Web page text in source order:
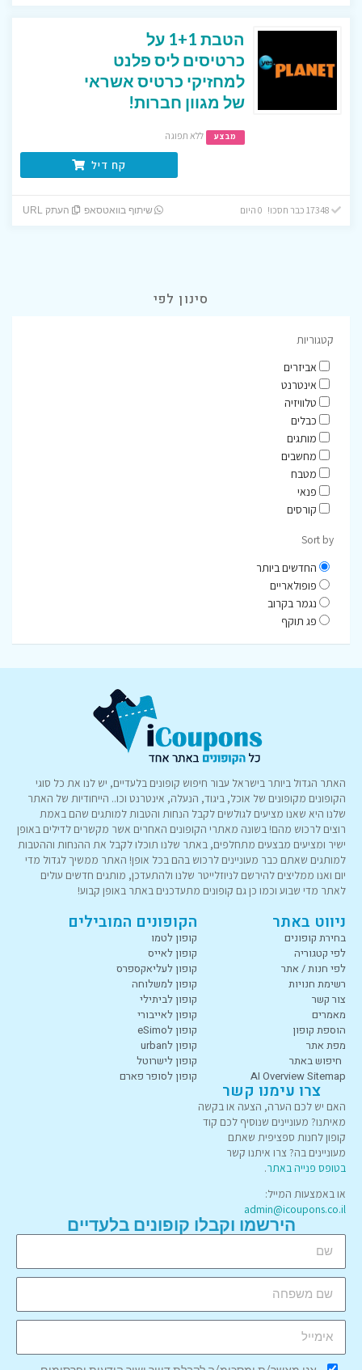
הטבת 1+1 על
כרטיסים ליס פלנט
למחזיקי כרטיס אשראי
של מגוון חברות!
מבצע ללא תפוגה
קח דיל
17348 כבר חסכו! 0 היום שיתוף בוואטסאפ העתק URL
סינון לפי
קטגוריות
אביזרים
אינטרנט
טלוויזיה
כבלים
מותגים
מחשבים
מטבח
פנאי
קורסים
Sort by
החדשים ביותר
פופולאריים
נגמר בקרוב
פג תוקף
האתר הגדול ביותר בישראל עבור חיפוש קופונים בלעדיים, יש לנו את כל סוגי
הקופונים מקופונים של אוכל, ביגוד, הנעלה, אינטרנט וכו.. הייחודיות של האתר
שלנו היא שאנו מציעים לגולשים לקבל הנחות והטבות למותגים שהם באמת
רוצים לרכוש מהם! בשונה מאתרי הקופונים האחרים אשר מקשרים לדילים באופן
ישיר ומציעים מבצעים מתחלפים, באתר שלנו תוכלו לקבל את ההנחות וההטבות
למותגים שאתם כבר מעוניינים לרכוש בהם בכל אופן! האתר ממשיך לגדול מדי
יום ואנו ממליצים להירשם לניוזלייטר שלנו ולהתעדכן, מותגים חדשים עולים
לאתר מדי שבוע וכמו כן גם קופונים מתעדכנים באתר באופן קבוע!
ניווט באתר
בחירת קופונים
לפי קטגוריה
לפי חנות / אתר
רשימת חנויות
צור קשר
מאמרים
הוספת קופון
מפת אתר
חיפוש באתר
AI Overview Sitemap
הקופונים המובילים
קופון לטמו
קופון לאייס
קופון לעליאקספרס
קופון למשלוחה
קופון לביתילי
קופון לאייבורי
קופון לeSimo
קופון לurban
קופון לישרוטל
קופון לסופר פארם
צרו עימנו קשר
האם יש לכם הערה, הצעה או בקשה
מאיתנו? מעוניינים שנוסיף לכם קוד
קופון לחנות ספציפית שאתם
מעוניינים בה? צרו איתנו קשר
בטופס פנייה באתר.
או באמצעות המייל:
admin@icoupons.co.il
הירשמו וקבלו קופונים בלעדיים